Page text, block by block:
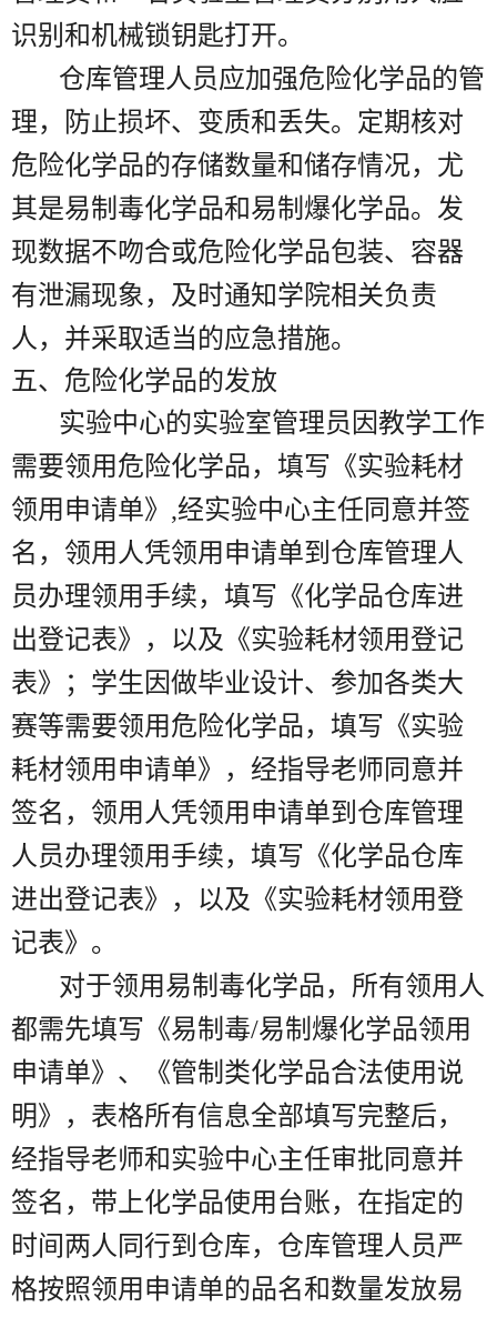
识别和机械锁钥匙打开。
仓库管理人员应加强危险化学品的管
理，防止损坏、变质和丢失。定期核对
危险化学品的存储数量和储存情况，尤
其是易制毒化学品和易制爆化学品。发
现数据不吻合或危险化学品包装、容器
有泄漏现象，及时通知学院相关负责
人，并采取适当的应急措施。
五、危险化学品的发放
实验中心的实验室管理员因教学工作
需要领用危险化学品，填写《实验耗材
领用申请单》,经实验中心主任同意并签
名，领用人凭领用申请单到仓库管理人
员办理领用手续，填写《化学品仓库进
出登记表》，以及《实验耗材领用登记
表》；学生因做毕业设计、参加各类大
赛等需要领用危险化学品，填写《实验
耗材领用申请单》，经指导老师同意并
签名，领用人凭领用申请单到仓库管理
人员办理领用手续，填写《化学品仓库
进出登记表》，以及《实验耗材领用登
记表》。
对于领用易制毒化学品，所有领用人
都需先填写《易制毒/易制爆化学品领用
申请单》、《管制类化学品合法使用说
明》，表格所有信息全部填写完整后，
经指导老师和实验中心主任审批同意并
签名，带上化学品使用台账，在指定的
时间两人同行到仓库，仓库管理人员严
格按照领用申请单的品名和数量发放易